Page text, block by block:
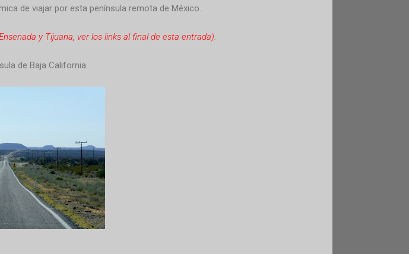
de viajar por esta península remota de México.
y Tijuana, ver los links al final de esta entrada).
de Baja California.